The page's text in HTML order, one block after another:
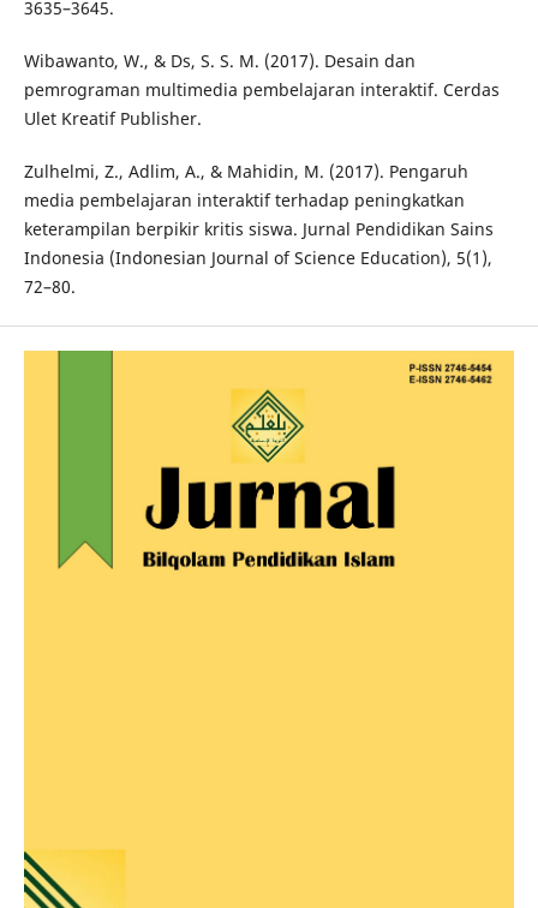
3635–3645.
Wibawanto, W., & Ds, S. S. M. (2017). Desain dan
pemrograman multimedia pembelajaran interaktif. Cerdas
Ulet Kreatif Publisher.
Zulhelmi, Z., Adlim, A., & Mahidin, M. (2017). Pengaruh
media pembelajaran interaktif terhadap peningkatkan
keterampilan berpikir kritis siswa. Jurnal Pendidikan Sains
Indonesia (Indonesian Journal of Science Education), 5(1),
72–80.